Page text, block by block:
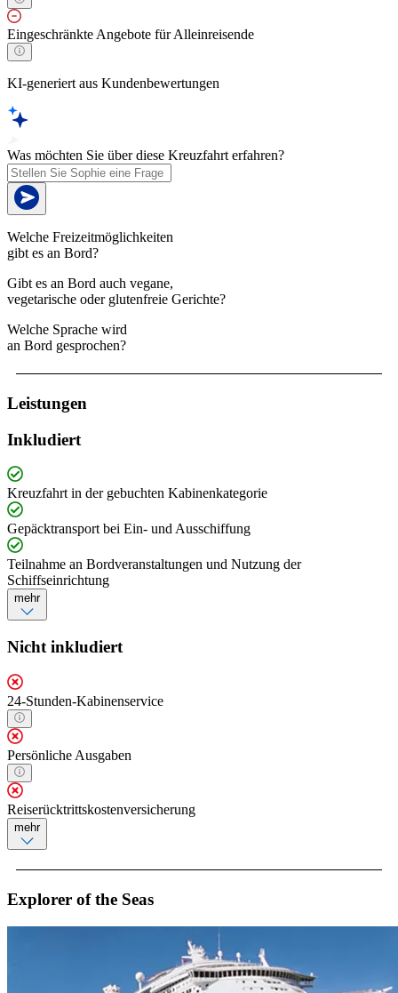
Eingeschränkte Angebote für Alleinreisende
KI-generiert aus Kundenbewertungen
Was möchten Sie über diese Kreuzfahrt erfahren?
Welche Freizeitmöglichkeiten
gibt es an Bord?
Gibt es an Bord auch vegane,
vegetarische oder glutenfreie Gerichte?
Welche Sprache wird
an Bord gesprochen?
Leistungen
Inkludiert
Kreuzfahrt in der gebuchten Kabinenkategorie
Gepäcktransport bei Ein- und Ausschiffung
Teilnahme an Bordveranstaltungen und Nutzung der
Schiffseinrichtung
mehr
Nicht inkludiert
24-Stunden-Kabinenservice
Persönliche Ausgaben
Reiserücktrittskostenversicherung
mehr
Explorer of the Seas